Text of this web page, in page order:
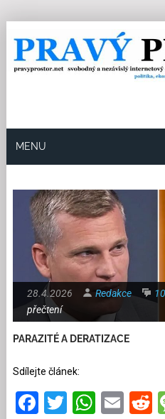
MENU
28.4.2026 Redakce 10
přečtení
PARAZITÉ A DERATIZACE
Sdílejte článek:
Facebook
Twitter